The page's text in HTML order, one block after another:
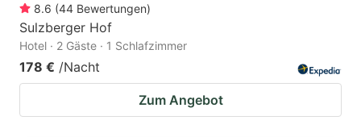
8.6 (44 Bewertungen)
Sulzberger Hof
Hotel · 2 Gäste · 1 Schlafzimmer
178 € /Nacht
Zum Angebot